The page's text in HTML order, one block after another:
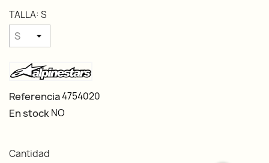
TALLA: S
Referencia4754020
En stockNO
Cantidad